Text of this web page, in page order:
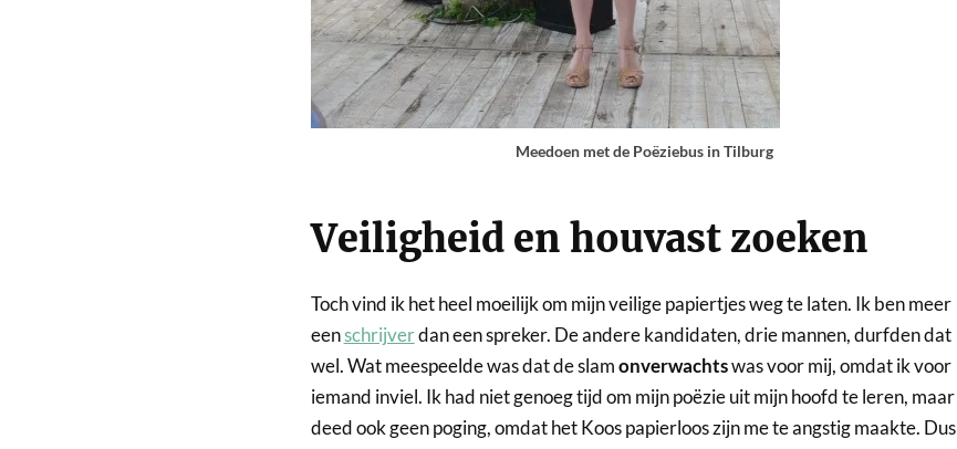
Meedoen met de Poëziebus in Tilburg
Veiligheid en houvast zoeken
Toch vind ik het heel moeilijk om mijn veilige papiertjes weg te laten. Ik ben meer
eenschrijverdan een spreker. De andere kandidaten, drie mannen, durfden dat
wel. Wat meespeelde was dat de slamonverwachtswas voor mij, omdat ik voor
iemand inviel. Ik had niet genoeg tijd om mijn poëzie uit mijn hoofd te leren, maar
deed ook geen poging, omdat het Koos papierloos zijn me te angstig maakte. Dus